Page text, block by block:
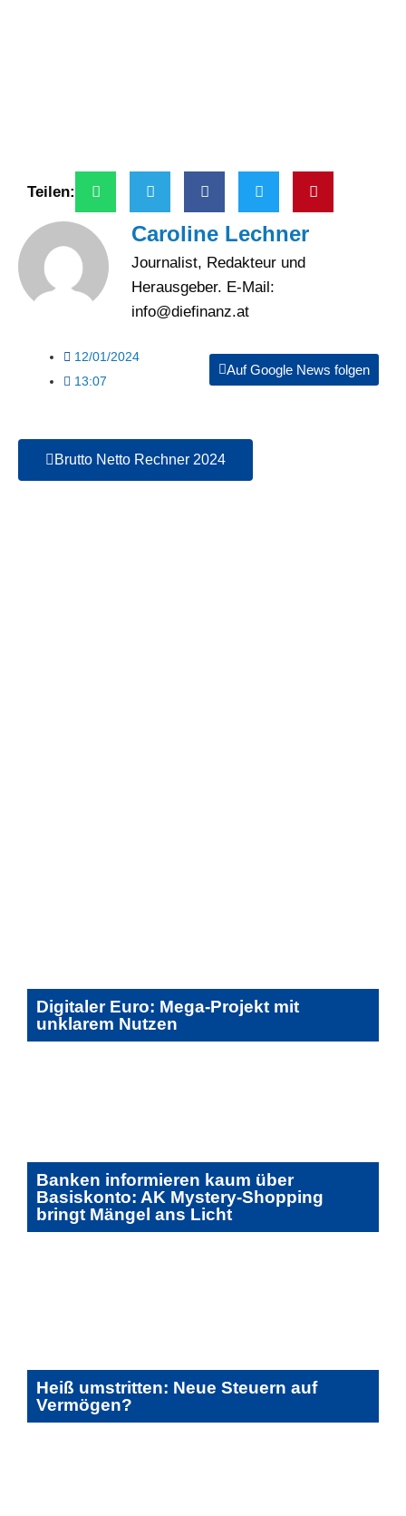
Teilen:
Caroline Lechner
Journalist, Redakteur und
Herausgeber. E-Mail:
info@diefinanz.at
12/01/2024
13:07
Auf Google News folgen
Brutto Netto Rechner 2024
Digitaler Euro: Mega-Projekt mit
unklarem Nutzen
Banken informieren kaum über
Basiskonto: AK Mystery-Shopping
bringt Mängel ans Licht
Heiß umstritten: Neue Steuern auf
Vermögen?